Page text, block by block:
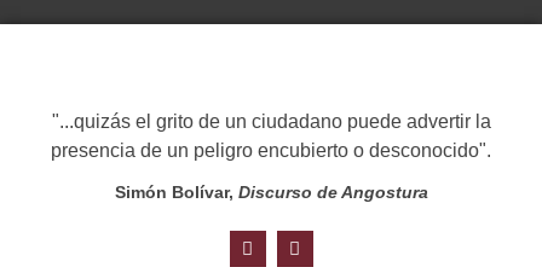
"...quizás el grito de un ciudadano puede advertir la
presencia de un peligro encubierto o desconocido".
Simón Bolívar, Discurso de Angostura